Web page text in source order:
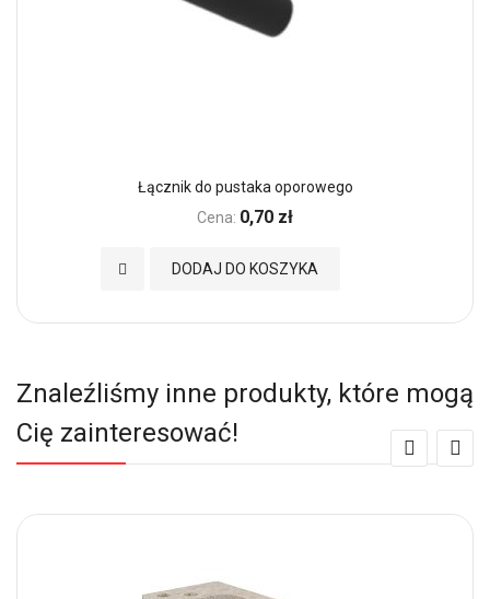
Łącznik do pustaka oporowego
Cena: 0,70 zł
DODAJ DO KOSZYKA
Dodaj do Ulubionych
Znaleźliśmy inne produkty, które mogą
Cię zainteresować!